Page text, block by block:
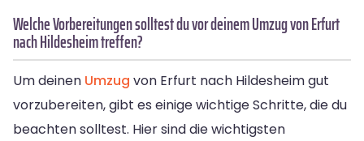
Welche Vorbereitungen solltest du vor deinem Umzug von Erfurt
nach Hildesheim treffen?
Um deinen Umzug von Erfurt nach Hildesheim gut
vorzubereiten, gibt es einige wichtige Schritte, die du
beachten solltest. Hier sind die wichtigsten